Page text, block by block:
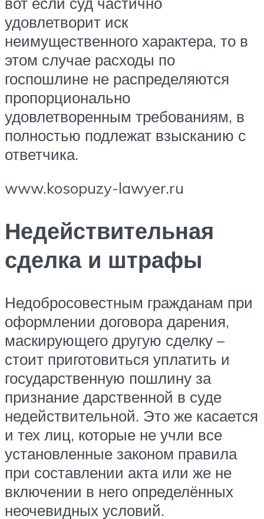
удовлетворит иск
неимущественного характера, то в
этом случае расходы по
госпошлине не распределяются
пропорционально
удовлетворенным требованиям, в
полностью подлежат взысканию с
ответчика.
www.kosopuzy-lawyer.ru
Недействительная
сделка и штрафы
Недобросовестным гражданам при
оформлении договора дарения,
маскирующего другую сделку –
стоит приготовиться уплатить и
государственную пошлину за
признание дарственной в суде
недействительной. Это же касается
и тех лиц, которые не учли все
установленные законом правила
при составлении акта или же не
включении в него определённых
неочевидных условий.